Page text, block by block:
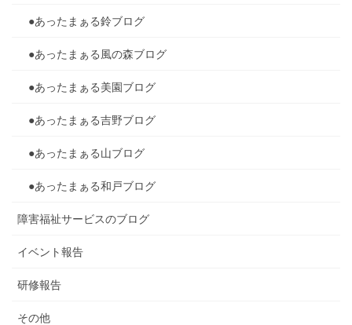
●あったまぁる鈴ブログ
●あったまぁる風の森ブログ
●あったまぁる美園ブログ
●あったまぁる吉野ブログ
●あったまぁる山ブログ
●あったまぁる和戸ブログ
障害福祉サービスのブログ
イベント報告
研修報告
その他